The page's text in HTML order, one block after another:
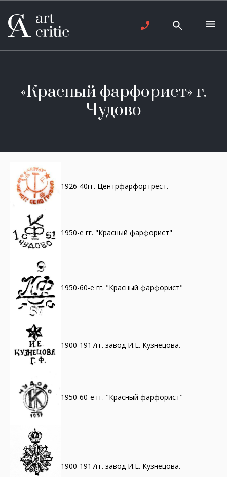
«Красный фарфорист» г.
Чудово
1926-40гг. Центрфарфортрест.
1950-е гг. "Красный фарфорист"
1950-60-е гг. "Красный фарфорист"
1900-1917гг. завод И.Е. Кузнецова.
1950-60-е гг. "Красный фарфорист"
1900-1917гг. завод И.Е. Кузнецова.